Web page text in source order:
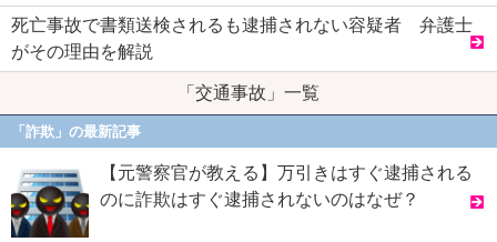
死亡事故で書類送検されるも逮捕されない容疑者 弁護士
がその理由を解説
「交通事故」一覧
「詐欺」の最新記事
【元警察官が教える】万引きはすぐ逮捕される
のに詐欺はすぐ逮捕されないのはなぜ？